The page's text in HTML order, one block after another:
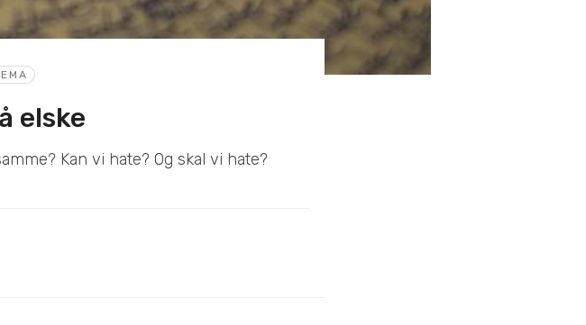
elske
Kan vi hate? Og skal vi hate?